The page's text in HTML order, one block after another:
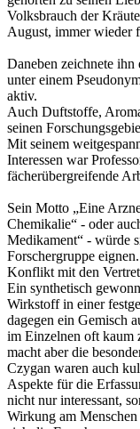
Volksbrauch der
August, immer wieder
Daneben zeichnete
unter einem
aktiv.
Auch Duftstoffe,
seinen
Mit seinem
Interessen war
fächerübergreifende
Sein Motto „Eine
Chemikalie“ - oder
Medikament“ - würde
Forschergruppe
Konflikt mit den
Ein synthetisch
Wirkstoff in einer
dagegen ein Gemisch
im Einzelnen oft kaum
macht aber die
Czygan waren auch
Aspekte für die
nicht nur interessant,
Wirkung am Menschen